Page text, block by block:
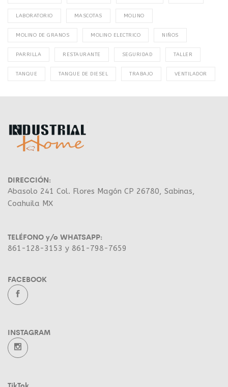
LABORATORIO MASCOTAS MOLINO
MOLINO DE GRANOS MOLINO ELECTRICO NIÑOS
PARRILLA RESTAURANTE SEGURIDAD TALLER
TANQUE TANQUE DE DIESEL TRABAJO VENTILADOR
DIRECCIÓN:
Abasolo 241 Col. Flores Magón CP 26780, Sabinas,
Coahuila MX
TELÉFONO y/o WHATSAPP:
861-128-3153 y 861-798-7659
FACEBOOK
INSTAGRAM
TikTok